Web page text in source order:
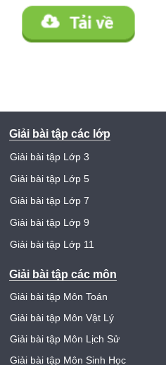
Giải bài tập các lớp
Giải bài tập Lớp 3
Giải bài tập Lớp 5
Giải bài tập Lớp 7
Giải bài tập Lớp 9
Giải bài tập Lớp 11
Giải bài tập các môn
Giải bài tập Môn Toán
Giải bài tập Môn Vật Lý
Giải bài tập Môn Lịch Sử
Giải bài tập Môn Sinh Học